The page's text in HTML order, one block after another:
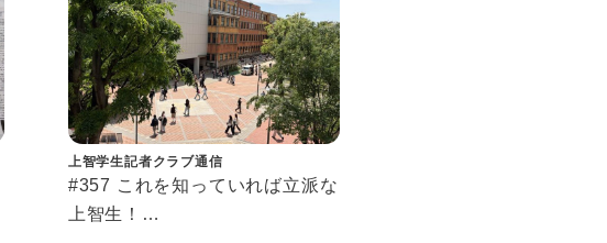
上智学生記者クラブ通信
#357 これを知っていれば立派な
上智生！